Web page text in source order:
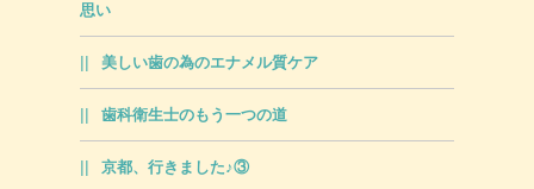
思い
美しい歯の為のエナメル質ケア
歯科衛生士のもう一つの道
京都、行きました♪③